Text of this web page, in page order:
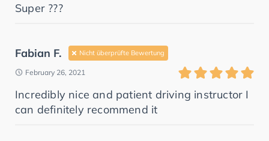
Super ???
Fabian F. Nicht überprüfte Bewertung
February 26, 2021
Incredibly nice and patient driving instructor I
can definitely recommend it